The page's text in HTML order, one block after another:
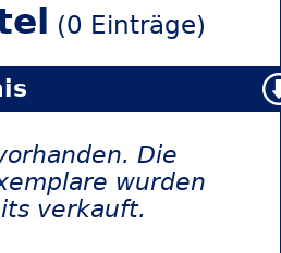
(0 Einträge)
Die
wurden
verkauft.